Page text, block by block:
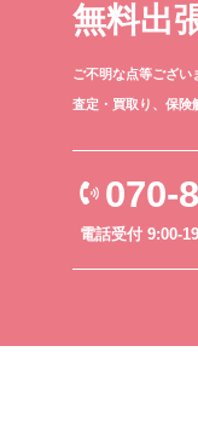
無料出
ご不明な点等ござい
査定・買取り、保険
070-
電話受付 9:00-